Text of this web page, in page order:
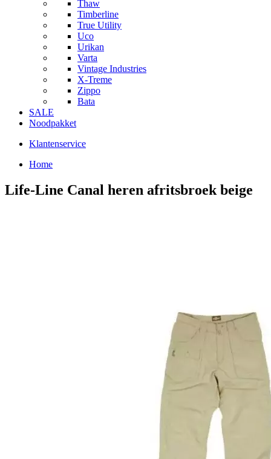
Thaw
Timberline
True Utility
Uco
Urikan
Varta
Vintage Industries
X-Treme
Zippo
Bata
SALE
Noodpakket
Klantenservice
Home
Life-Line Canal heren afritsbroek beige